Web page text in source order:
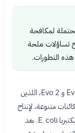
لمكافحة
تساؤلات ملحة
هذه التطورات.
اعتمد الباحثون على نموذجي الذكاء الاصطناعي Evo 1 و Evo 2، اللذين
متنوعة، لإنتاج
نحو 700 ألف تصميم محتمل لفيروسات تستهدف بكتيريا E. coli. بعد